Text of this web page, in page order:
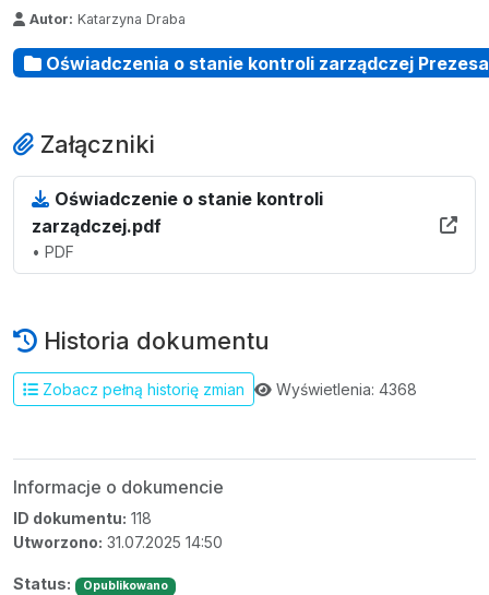
Autor: Katarzyna Draba
Oświadczenia o stanie kontroli zarządczej
Załączniki
Oświadczenie o stanie kontroli
zarządczej.pdf
• PDF
Historia dokumentu
Zobacz pełną historię zmian Wyświetlenia: 4368
Informacje o dokumencie
ID dokumentu: 118
Utworzono: 31.07.2025 14:50
Status: Opublikowano